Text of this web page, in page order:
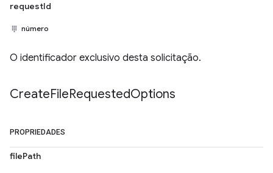
requestId
número
O identificador exclusivo desta solicitação.
CreateFileRequestedOptions
PROPRIEDADES
filePath